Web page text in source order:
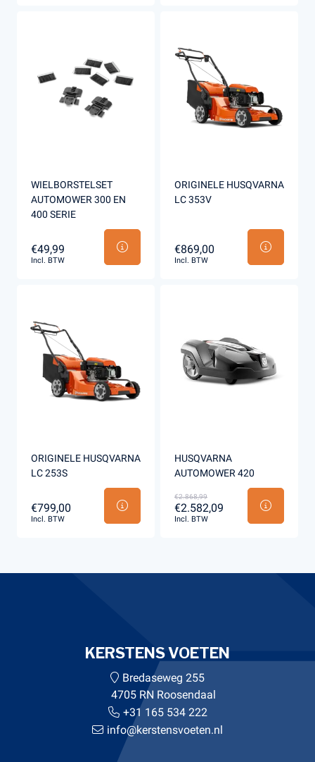
WIELBORSTELSET
AUTOMOWER 300 EN
400 SERIE
€49,99
Incl. BTW
ORIGINELE HUSQVARNA
LC 353V
€869,00
Incl. BTW
ORIGINELE HUSQVARNA
LC 253S
€799,00
Incl. BTW
HUSQVARNA
AUTOMOWER 420
€2.868,99
€2.582,09
Incl. BTW
KERSTENS VOETEN
Bredaseweg 255
4705 RN Roosendaal
+31 165 534 222
info@kerstensvoeten.nl